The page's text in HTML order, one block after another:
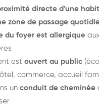
directe d'une
zone de passage
du foyer est allergique
est ouvert au public
commerce, accueil
un conduit de cheminée